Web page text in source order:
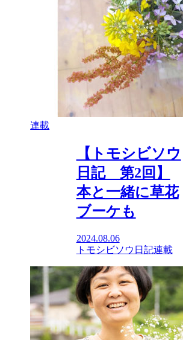
連載
【トモシビソウ
日記 第2回】
本と一緒に草花
ブーケも
2024.08.06
トモシビソウ日記連載